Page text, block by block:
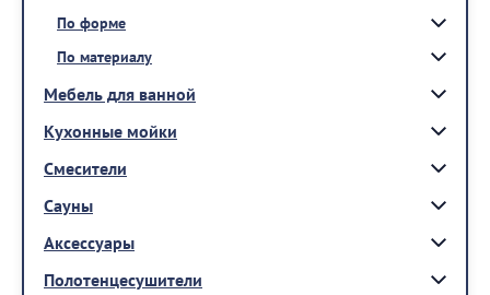
По форме
По материалу
Мебель для ванной
Кухонные мойки
Смесители
Сауны
Аксессуары
Полотенцесушители